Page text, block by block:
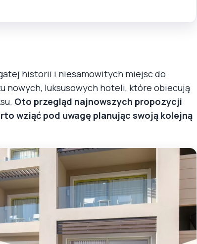
historii i niesamowitych miejsc do
nowych, luksusowych hoteli, które obiecują
Oto przegląd najnowszych propozycji
wziąć pod uwagę planując swoją kolejną